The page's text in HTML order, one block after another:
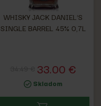
WHISKY JACK DANIEL'S
SINGLE BARREL 45% 0,7L
33.00 €
Skladom